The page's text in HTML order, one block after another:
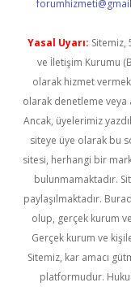
Yasal Uyarı: Sitemiz,
ve İletişim Kurumu
olarak hizmet
olarak denetleme veya
Ancak, üyelerimiz
siteye üye olarak bu
sitesi, herhangi bir
bulunmamaktadır.
paylaşılmaktadır.
olup, gerçek kurum
Gerçek kurum ve
Sitemiz, kar amacı
platformudur.